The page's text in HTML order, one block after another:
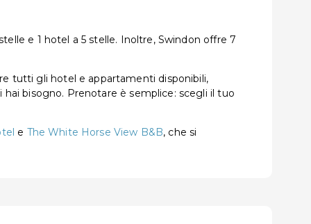
e 1 hotel a 5 stelle. Inoltre, Swindon offre 7
tutti gli hotel e appartamenti disponibili,
bisogno. Prenotare è semplice: scegli il tuo
e The White Horse View B&B, che si